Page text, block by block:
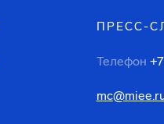
ПРЕСС-
Телефон